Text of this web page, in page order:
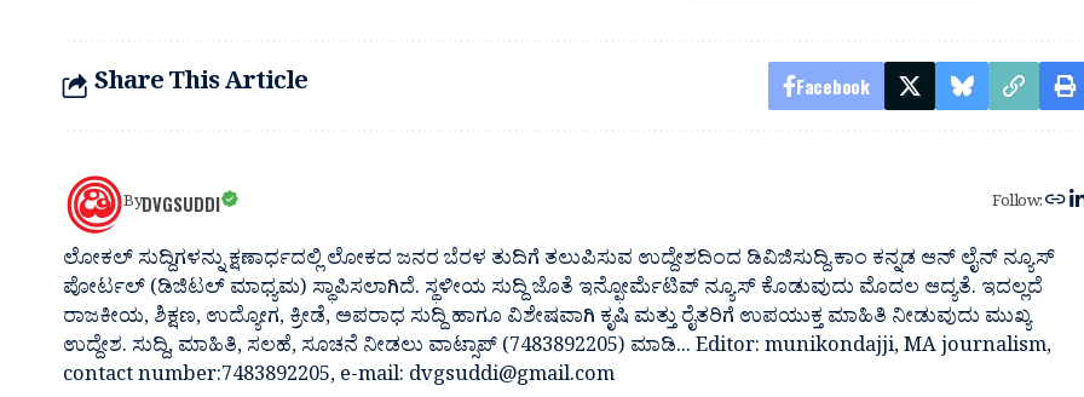
Share This Article Facebook
ByDVGSUDDI Follow:
ಲೋಕಲ್ ಸುದ್ದಿಗಳನ್ನು ಕ್ಷಣಾರ್ಧದಲ್ಲಿ ಲೋಕದ ಜನರ ಬೆರಳ ತುದಿಗೆ ತಲುಪಿಸುವ ಉದ್ದೇಶದಿಂದ ಡಿವಿಜಿಸುದ್ದಿ.ಕಾಂ ಕನ್ನಡ ಆನ್ ಲೈನ್ ನ್ಯೂಸ್
ಪೋರ್ಟಲ್ (ಡಿಜಿಟಲ್ ಮಾಧ್ಯಮ) ಸ್ಥಾಪಿಸಲಾಗಿದೆ. ಸ್ಥಳೀಯ ಸುದ್ದಿ ಜೊತೆ ಇನ್ಫೋರ್ಮೆಟಿವ್ ನ್ಯೂಸ್ ಕೊಡುವುದು ಮೊದಲ ಆದ್ಯತೆ. ಇದಲ್ಲದೆ
ರಾಜಕೀಯ, ಶಿಕ್ಷಣ, ಉದ್ಯೋಗ, ಕ್ರೀಡೆ, ಅಪರಾಧ ಸುದ್ದಿ ಹಾಗೂ ವಿಶೇಷವಾಗಿ ಕೃಷಿ ಮತ್ತು ರೈತರಿಗೆ ಉಪಯುಕ್ತ ಮಾಹಿತಿ ನೀಡುವುದು ಮುಖ್ಯ
ಉದ್ದೇಶ. ಸುದ್ದಿ, ಮಾಹಿತಿ, ಸಲಹೆ, ಸೂಚನೆ ನೀಡಲು ವಾಟ್ಸಾಪ್ (7483892205) ಮಾಡಿ... Editor: munikondajji, MA journalism,
contact number:7483892205, e-mail: dvgsuddi@gmail.com